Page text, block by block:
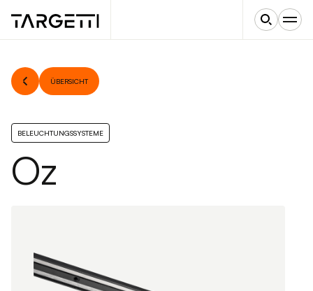
ÜBERSICHT
BELEUCHTUNGSSYSTEME
Oz